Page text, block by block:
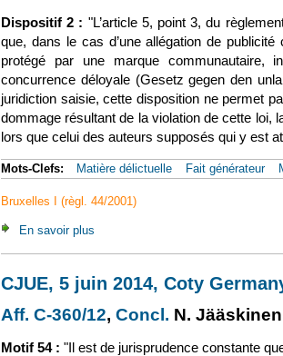
Dispositif 2 : "L’article 5, point 3, du
que, dans le cas d’une allégation de publicité
protégé par une marque
concurrence déloyale (Gesetz gegen den
juridiction saisie, cette disposition ne permet
dommage résultant de la violation de cette loi,
lors que celui des auteurs supposés qui y est
Mots-Clefs: Matière délictuelle Fait générateur
Bruxelles I (règl. 44/2001)
En savoir plus
CJUE, 5 juin 2014, Coty
Aff. C-360/12(le lien est externe)
, Concl. (le lien est
N. Jääskinen
Motif 54 : " Il est de jurisprudence constante